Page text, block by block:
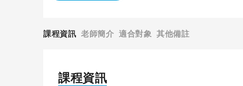
課程資訊 老師簡介 適合對象 其他備註
課程資訊